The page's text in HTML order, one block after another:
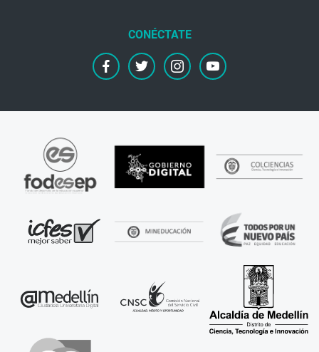
facebooktwitter instagramyoutube